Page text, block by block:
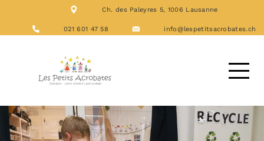
Ch. des Paleyres 5, 1006 Lausanne
021 601 47 58 info@lespetitsacrobates.ch
NOS FORMATIONS
LES REPAS
DEMANDE D’ACCUEIL